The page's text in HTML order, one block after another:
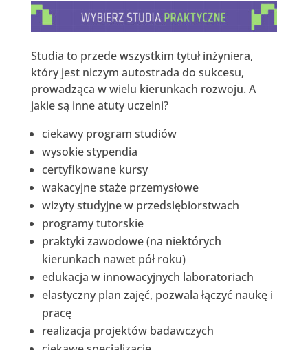
Studia to przede wszystkim tytuł inżyniera,
który jest niczym autostrada do sukcesu,
prowadząca w wielu kierunkach rozwoju. A
jakie są inne atuty uczelni?
ciekawy program studiów
wysokie stypendia
certyfikowane kursy
wakacyjne staże przemysłowe
wizyty studyjne w przedsiębiorstwach
programy tutorskie
praktyki zawodowe (na niektórych
kierunkach nawet pół roku)
edukacja w innowacyjnych laboratoriach
elastyczny plan zajęć, pozwala łączyć naukę i
pracę
realizacja projektów badawczych